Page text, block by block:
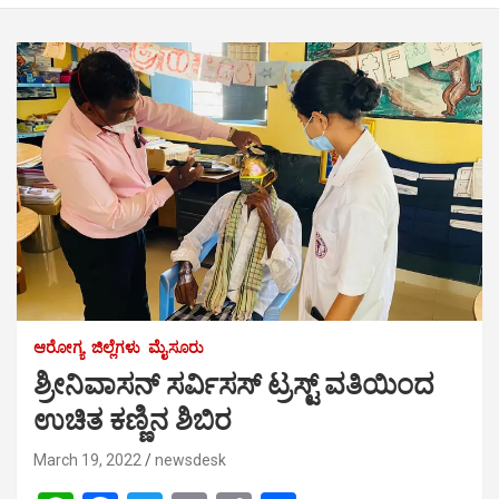
ಆರೋಗ್ಯ ಜಿಲ್ಲೆಗಳು ಮೈಸೂರು
ಶ್ರೀನಿವಾಸನ್ ಸರ್ವಿಸಸ್ ಟ್ರಸ್ಟ್ ವತಿಯಿಂದ
ಉಚಿತ ಕಣ್ಣಿನ ಶಿಬಿರ
March 19, 2022 newsdesk